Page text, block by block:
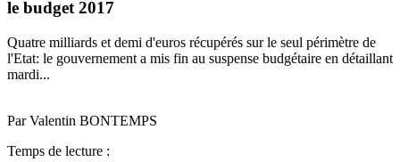
le budget 2017
Quatre milliards et demi d'euros récupérés sur le seul périmètre de
l'Etat: le gouvernement a mis fin au suspense budgétaire en détaillant
mardi...
Par Valentin BONTEMPS
Temps de lecture :